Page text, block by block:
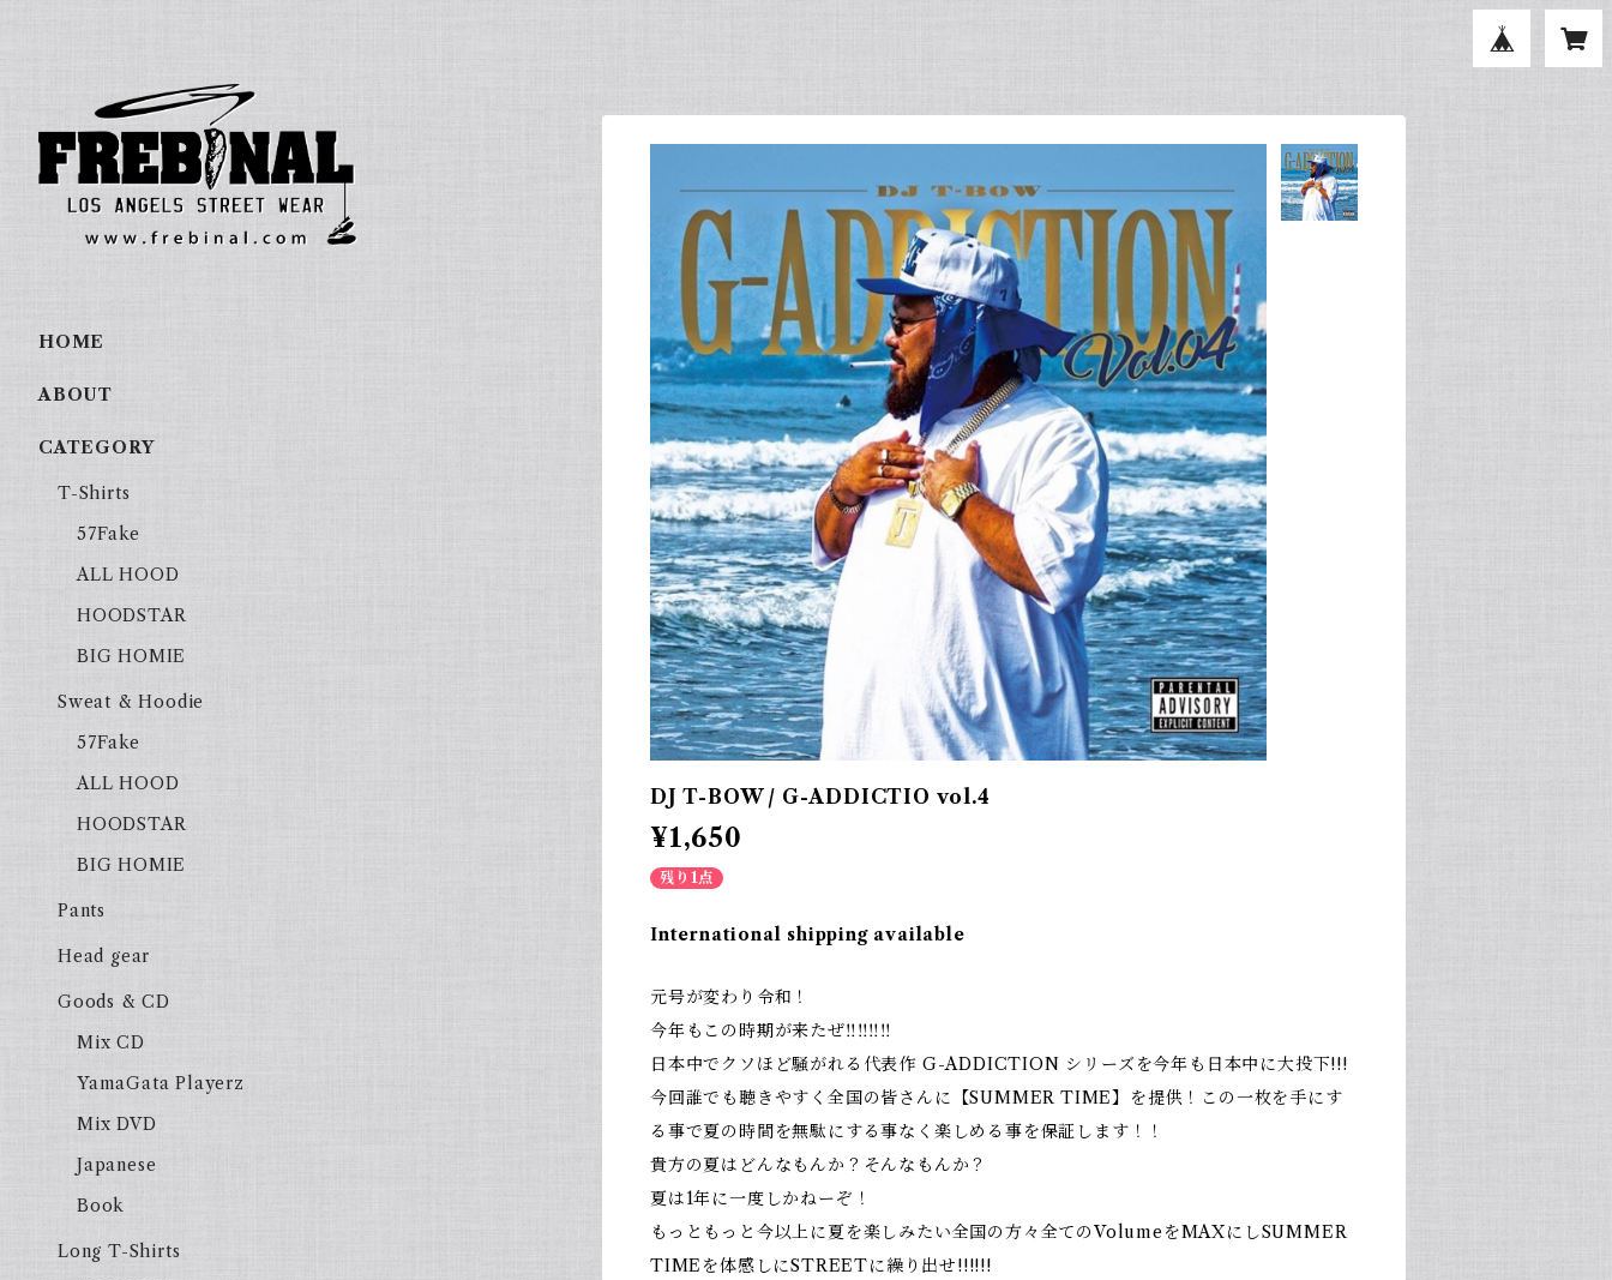
DJ T-BOW / G-ADDICTIO vol.4
¥1,650
残り1点
International shipping available
元号が変わり令和！
今年もこの時期が来たぜ‼︎‼︎‼︎‼︎
日本中でクソほど騒がれる代表作 G-ADDICTION シリーズを今年も日本中に大投下!!!
今回誰でも聴きやすく全国の皆さんに【SUMMER TIME】を提供！この一枚を手にす
る事で夏の時間を無駄にする事なく楽しめる事を保証します！！
貴方の夏はどんなもんか？そんなもんか？
夏は1年に一度しかねーぞ！
もっともっと今以上に夏を楽しみたい全国の方々全てのVolumeをMAXにしSUMMER
TIMEを体感しにSTREETに繰り出せ!!!!!!
HOME
ABOUT
CATEGORY
T-Shirts
57Fake
ALL HOOD
HOODSTAR
BIG HOMIE
Sweat & Hoodie
57Fake
ALL HOOD
HOODSTAR
BIG HOMIE
Pants
Head gear
Goods & CD
Mix CD
YamaGata Playerz
Mix DVD
Japanese
Book
Long T-Shirts